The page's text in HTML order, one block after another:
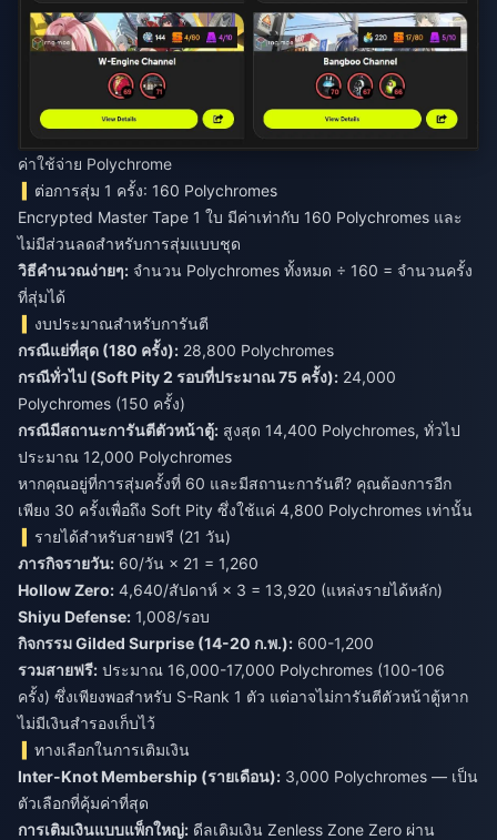
ค่าใช้จ่าย Polychrome
ต่อการสุ่ม 1 ครั้ง: 160 Polychromes
Encrypted Master Tape 1 ใบ มีค่าเท่ากับ 160 Polychromes และ
ไม่มีส่วนลดสำหรับการสุ่มแบบชุด
วิธีคำนวณง่ายๆ: จำนวน Polychromes ทั้งหมด ÷ 160 = จำนวนครั้ง
ที่สุ่มได้
งบประมาณสำหรับการันตี
กรณีแย่ที่สุด (180 ครั้ง): 28,800 Polychromes
กรณีทั่วไป (Soft Pity 2 รอบที่ประมาณ 75 ครั้ง): 24,000
Polychromes (150 ครั้ง)
กรณีมีสถานะการันตีตัวหน้าตู้: สูงสุด 14,400 Polychromes, ทั่วไป
ประมาณ 12,000 Polychromes
หากคุณอยู่ที่การสุ่มครั้งที่ 60 และมีสถานะการันตี? คุณต้องการอีก
เพียง 30 ครั้งเพื่อถึง Soft Pity ซึ่งใช้แค่ 4,800 Polychromes เท่านั้น
รายได้สำหรับสายฟรี (21 วัน)
ภารกิจรายวัน: 60/วัน × 21 = 1,260
Hollow Zero: 4,640/สัปดาห์ × 3 = 13,920 (แหล่งรายได้หลัก)
Shiyu Defense: 1,008/รอบ
กิจกรรม Gilded Surprise (14-20 ก.พ.): 600-1,200
รวมสายฟรี: ประมาณ 16,000-17,000 Polychromes (100-106
ครั้ง) ซึ่งเพียงพอสำหรับ S-Rank 1 ตัว แต่อาจไม่การันตีตัวหน้าตู้หาก
ไม่มีเงินสำรองเก็บไว้
ทางเลือกในการเติมเงิน
Inter-Knot Membership (รายเดือน): 3,000 Polychromes — เป็น
ตัวเลือกที่คุ้มค่าที่สุด
การเติมเงินแบบแพ็กใหญ่: ดีลเติมเงิน Zenless Zone Zero ผ่าน